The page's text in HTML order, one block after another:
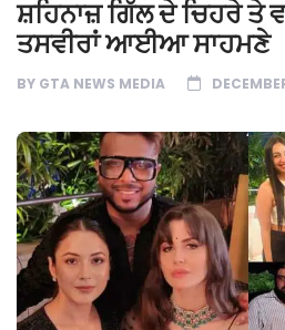
ਸ਼ਹਿਨਾਜ਼ ਗਿੱਲ ਦੇ ਚਿਹਰੇ
ਤਸਵੀਰਾਂ ਆਈਆ ਸਾਹਮਣੇ
BY GTA NEWS MEDIA